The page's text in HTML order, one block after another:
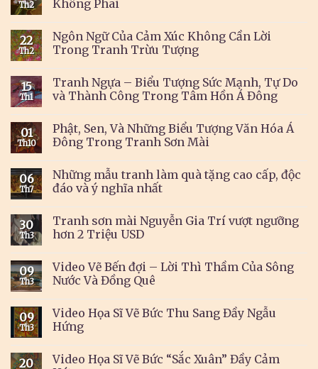
Th2
Không Phai
22
Th2
Ngôn Ngữ Của Cảm Xúc Không Cần Lời
Trong Tranh Trừu Tượng
15
Th1
Tranh Ngựa – Biểu Tượng Sức Mạnh, Tự Do
và Thành Công Trong Tâm Hồn Á Đông
01
Th10
Phật, Sen, Và Những Biểu Tượng Văn Hóa Á
Đông Trong Tranh Sơn Mài
06
Th7
Những mẫu tranh làm quà tặng cao cấp, độc
đáo và ý nghĩa nhất
30
Th3
Tranh sơn mài Nguyễn Gia Trí vượt ngưỡng
hơn 2 Triệu USD
09
Th3
Video Vẽ Bến đợi – Lời Thì Thầm Của Sông
Nước Và Đồng Quê
09
Th3
Video Họa Sĩ Vẽ Bức Thu Sang Đầy Ngẫu
Hứng
20
Video Họa Sĩ Vẽ Bức “Sắc Xuân” Đầy Cảm